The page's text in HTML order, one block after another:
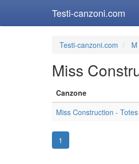
Testi-canzoni.com
Testi-canzoni.com M
Miss
Canzone
Miss Construction -
1